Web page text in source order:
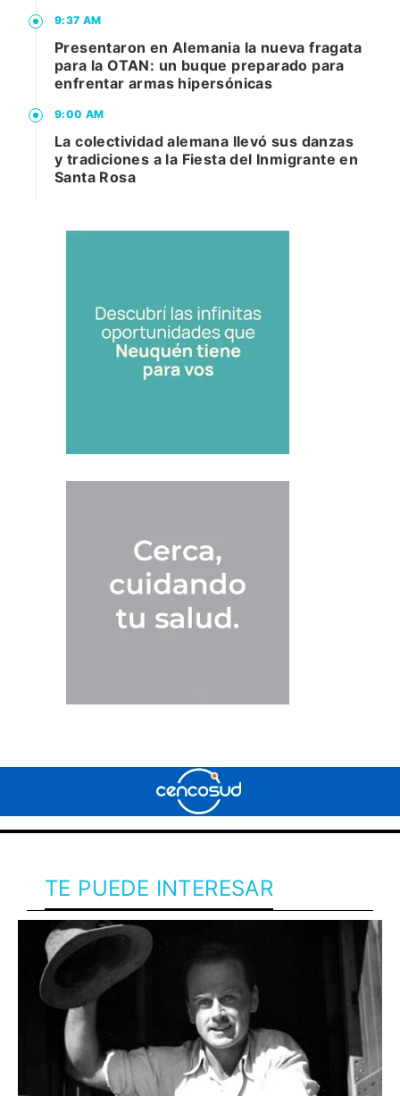
9:37 AM
Presentaron en Alemania la nueva fragata
para la OTAN: un buque preparado para
enfrentar armas hipersónicas
9:00 AM
La colectividad alemana llevó sus danzas
y tradiciones a la Fiesta del Inmigrante en
Santa Rosa
TE PUEDE INTERESAR